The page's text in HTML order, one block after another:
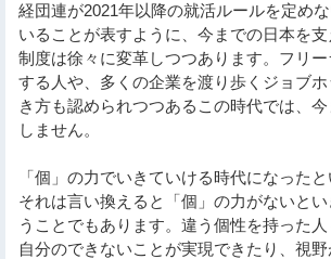
経団連が2021年以降の就活ルールを定め
いることが表すように、今までの日本を
制度は徐々に変革しつつあります。フリ
する人や、多くの企業を渡り歩くジョブ
き方も認められつつあるこの時代では、
しません。
「個」の力でいきていける時代になったと
それは言い換えると「個」の力がないと
うことでもあります。違う個性を持った
自分のできないことが実現できたり、視野